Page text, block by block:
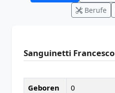
Berufe
Sanguinetti Francesco
Geboren 0